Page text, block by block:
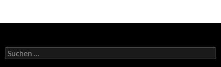
Suchen
nach: